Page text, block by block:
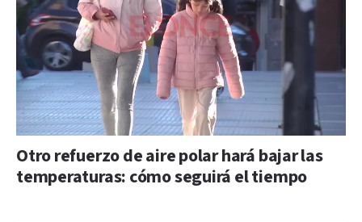
Otro refuerzo de aire polar hará bajar las
temperaturas: cómo seguirá el tiempo